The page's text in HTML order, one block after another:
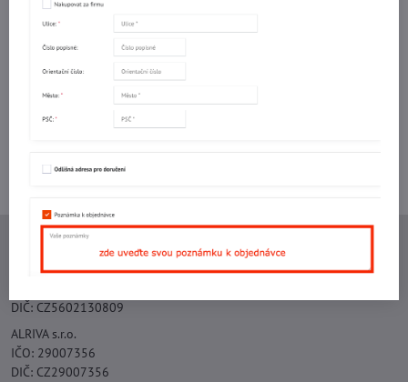
FacebookTwitterBlueskyPinterestReddit
Potřebujete poradit s objednávkou?
Ing. Vojtěch Lečbych - IVL
DIČ: CZ5602130809
ALRIVA s.r.o.
IČO: 29007356
DIČ: CZ29007356